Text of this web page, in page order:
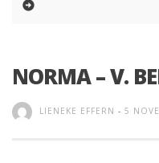
NORMA – V.
LIENEKE EFFERN - 5